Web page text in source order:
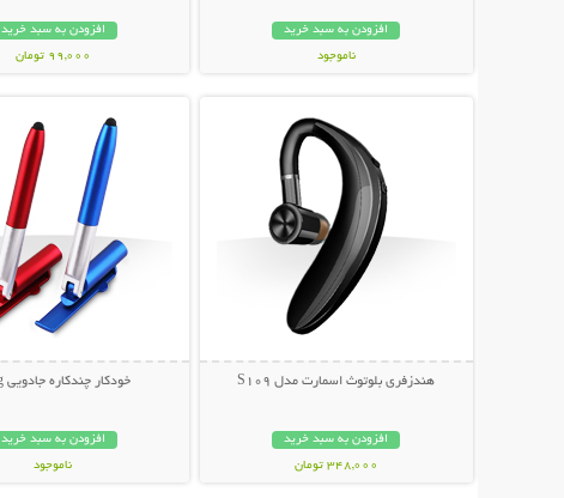
افزودن به سبد خرید
ناموجود
افزودن به سبد خرید
99,000 تومان
هندزفری بلوتوث اسمارت مدل S109
افزودن به سبد خرید
348,000 تومان
خودکار چندکاره جادویی King
افزودن به سبد خرید
ناموجود